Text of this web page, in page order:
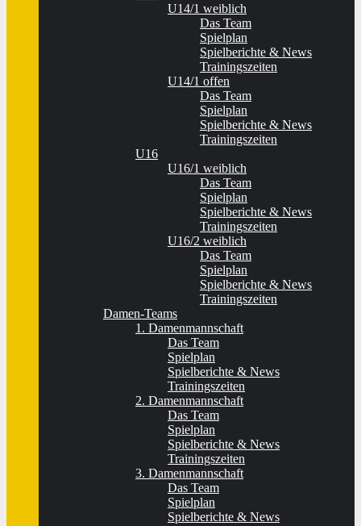
U14/1 weiblich
Das Team
Spielplan
Spielberichte & News
Trainingszeiten
U14/1 offen
Das Team
Spielplan
Spielberichte & News
Trainingszeiten
U16
U16/1 weiblich
Das Team
Spielplan
Spielberichte & News
Trainingszeiten
U16/2 weiblich
Das Team
Spielplan
Spielberichte & News
Trainingszeiten
Damen-Teams
1. Damenmannschaft
Das Team
Spielplan
Spielberichte & News
Trainingszeiten
2. Damenmannschaft
Das Team
Spielplan
Spielberichte & News
Trainingszeiten
3. Damenmannschaft
Das Team
Spielplan
Spielberichte & News